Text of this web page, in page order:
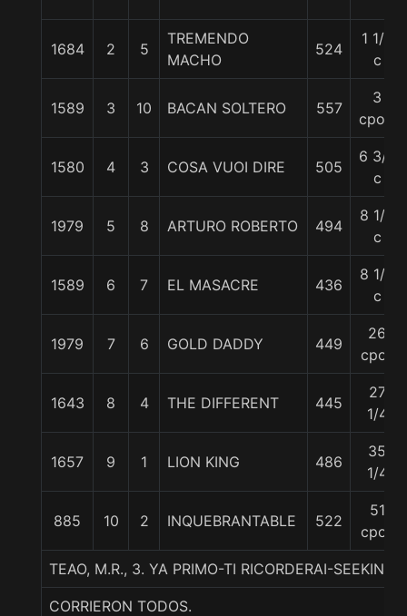
1684 2 5
TREMENDO
MACHO
524
1 1/2
c
1589 3 10 BACAN SOLTERO 557
3
cpos.
1580 4 3 COSA VUOI DIRE 505
6 3/4
c
1979 5 8 ARTURO ROBERTO 494
8 1/4
c
1589 6 7 EL MASACRE 436
8 1/2
c
1979 7 6 GOLD DADDY 449
26
cpos
1643 8 4 THE DIFFERENT 445
27
1/4
1657 9 1 LION KING 486
35
1/4
885 10 2 INQUEBRANTABLE 522
51
cpos
TEAO, M.R., 3. YA PRIMO-TI RICORDERAI-SEEKING
CORRIERON TODOS.